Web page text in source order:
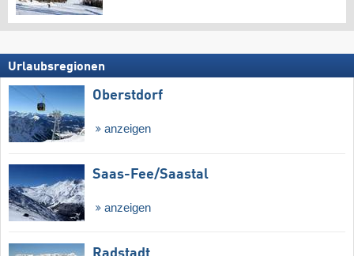
Urlaubsregionen
Oberstdorf
anzeigen
Saas-Fee/​Saastal
anzeigen